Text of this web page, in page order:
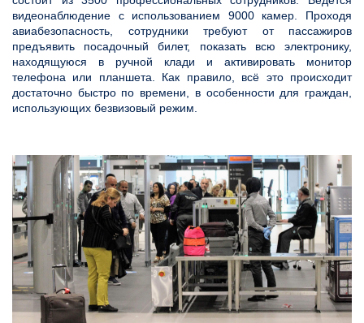
видеонаблюдение с использованием 9000 камер. Проходя
авиабезопасность, сотрудники требуют от пассажиров
предъявить посадочный билет, показать всю электронику,
находящуюся в ручной клади и активировать монитор
телефона или планшета. Как правило, всё это происходит
достаточно быстро по времени, в особенности для граждан,
использующих безвизовый режим.